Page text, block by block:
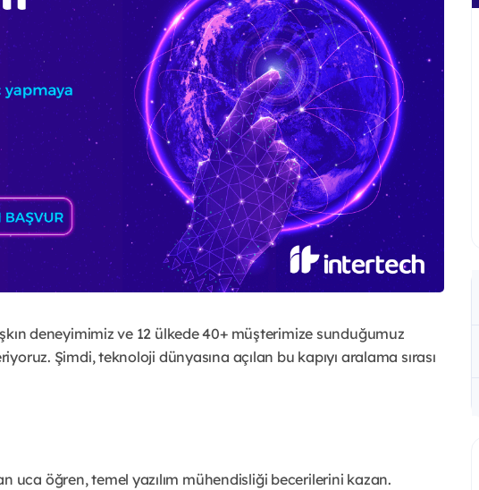
deneyimimiz ve 12 ülkede 40+ müşterimize sunduğumuz
Şimdi, teknoloji dünyasına açılan bu kapıyı aralama sırası
uca öğren, temel yazılım mühendisliği becerilerini kazan.